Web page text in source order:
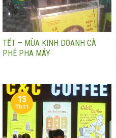
TẾT – MÙA KINH DOANH CÀ
PHÊ PHA MÁY
13
Th11